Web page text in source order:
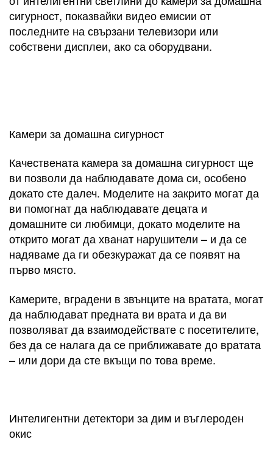
сигурност, показвайки видео емисии от
последните на свързани телевизори или
собствени дисплеи, ако са оборудвани.
Камери за домашна сигурност
Качествената камера за домашна сигурност ще
ви позволи да наблюдавате дома си, особено
докато сте далеч. Моделите на закрито могат да
ви помогнат да наблюдавате децата и
домашните си любимци, докато моделите на
открито могат да хванат нарушители – и да се
надяваме да ги обезкуражат да се появят на
първо място.
Камерите, вградени в звънците на вратата, могат
да наблюдават предната ви врата и да ви
позволяват да взаимодействате с посетителите,
без да се налага да се приближавате до вратата
– или дори да сте вкъщи по това време.
Интелигентни детектори за дим и въглероден
окис